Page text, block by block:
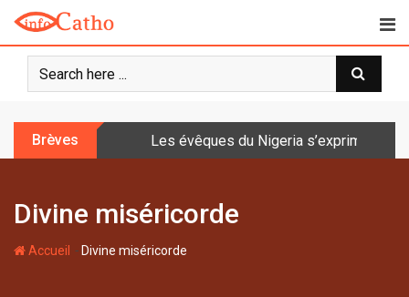
o
Brèves Les évêques du Nigeria s’expriment
Divine miséricorde
Accueil - Divine miséricorde